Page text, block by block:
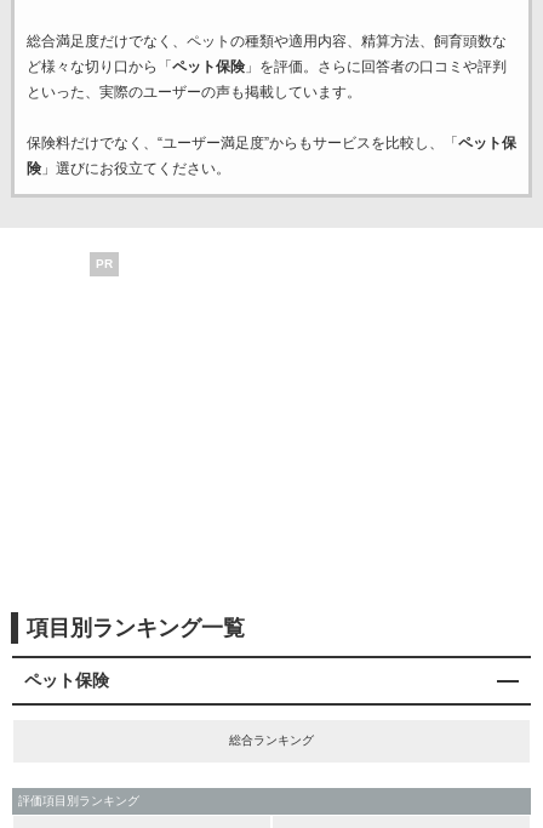
総合満足度だけでなく、ペットの種類や適用内容、精算方法、飼育頭数な
ど様々な切り口から「 ペット保険」を評価。さらに回答者の口コミや評判
といった、実際のユーザーの声も掲載しています。
保険料だけでなく、“ユーザー満足度”からもサービスを比較し、「 ペット保
険」選びにお役立てください。
PR
項目別ランキング一覧
ペット保険
総合ランキング
評価項目別ランキング